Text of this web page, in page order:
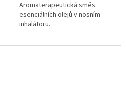
Aromaterapeutická směs
esenciálních olejů v nosním
inhalátoru.